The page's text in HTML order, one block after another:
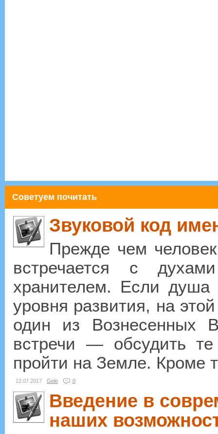
Советуем почитать
Звуковой код
Прежде чем
встречается с
хранителем. Если душа
уровня развития, на
один из Вознесенных
встречи — обсудить
пройти на Земле. Кроме
12.07.2017 Gelo 0
Введение в
наших